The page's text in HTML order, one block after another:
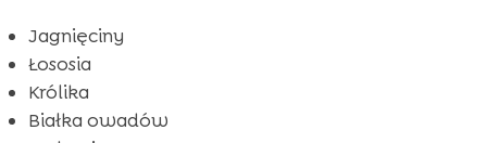
Jagnięciny
Łososia
Królika
Białka owadów